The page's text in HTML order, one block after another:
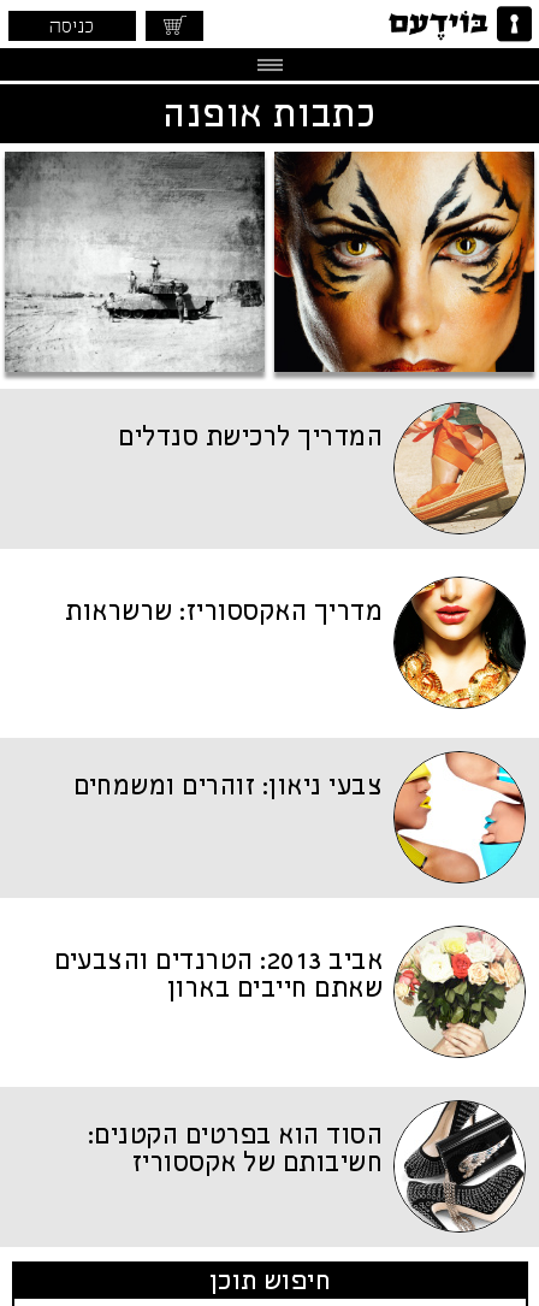
כניסה
כתבות אופנה
המדריך לרכישת סנדלים
מדריך האקססוריז: שרשראות
צבעי ניאון: זוהרים ומשמחים
אביב 2013: הטרנדים והצבעים
שאתם חייבים בארון
הסוד הוא בפרטים הקטנים:
חשיבותם של אקססוריז
חיפוש תוכן